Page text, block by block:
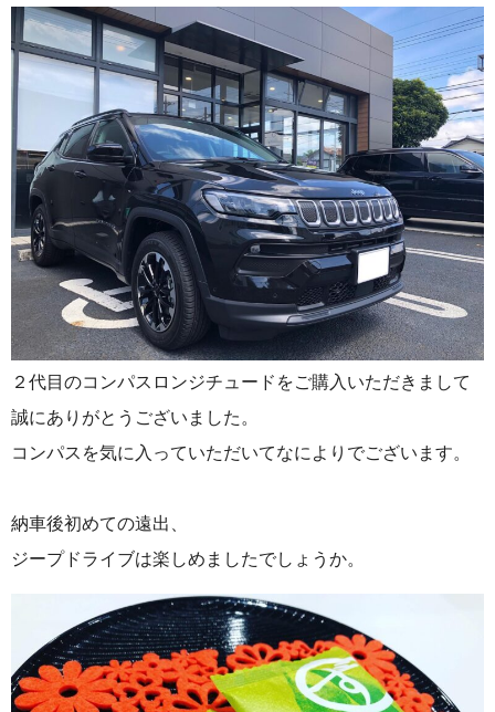
２代目のコンパスロンジチュードをご購入いただきまして
誠にありがとうございました。
コンパスを気に入っていただいてなによりでございます。
納車後初めての遠出、
ジープドライブは楽しめましたでしょうか。